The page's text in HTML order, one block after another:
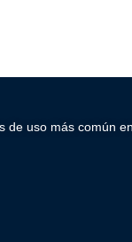
uso más común